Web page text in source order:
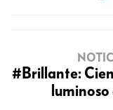
#Brillante: